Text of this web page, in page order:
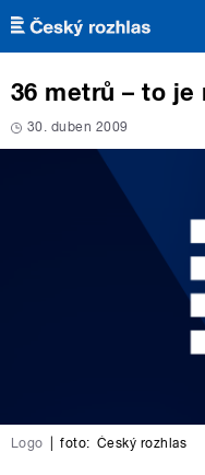
Přejít k hlavnímu obsahu
36 metrů – to je
30. duben 2009
Logo foto: Český rozhlas